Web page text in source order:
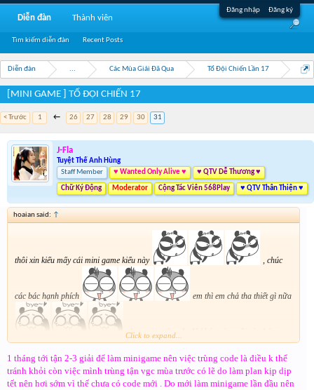
Đăng nhập Đăng ký
Diễn đàn ... Các Mùa Giải Đã Qua Tổ Đội Chiến Lần 17
[MINI GAME ] TỔ ĐỘI CHIẾN 17
< Trước 1 ← 26 27 28 29 30 31
J-Fla
Tuyệt Thế Anh Hùng
Staff Member
♥ Wanted Only Alive ♥ ♥ QTV Dễ Thương ♥
Chữ Ký Động Moderator Cộng Tác Viên 568Play ♥ QTV Thân Thiện ♥
hoaian said: ↑
thôi xin kiếu mấy cái mini game kiểu này , chúc
các bác hạnh phích em thì em chả tha thiết gì nữa
, tham gia trúng đc đã khó, trúng rồi còn hóng,
đến khi hàng về lại ăn quả đắng thế này
Click to expand...
1 tháng tới tận 2-3 giải để làm minigame nên việc trùng code là điều k thể
tránh khỏi còn việc mình trùng tận vgc mùa trước có lẽ do làm plan kịp dịp
tết nên hơi sớm vì thế chưa có code mới . Do mới làm minigame lần đầu nên
Diễn đàn
Tìm kiếm diễn đàn Recent Posts
Thành viên